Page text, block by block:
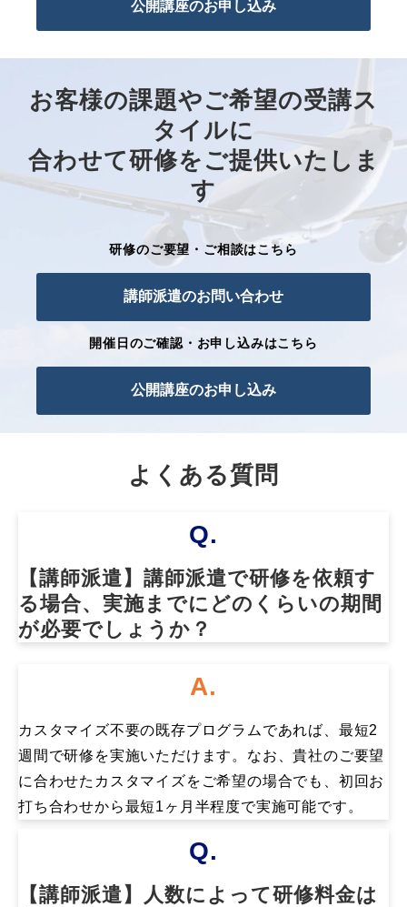
公開講座のお申し込み
お客様の課題やご希望の受講ス
タイルに
合わせて研修をご提供いたしま
す
研修のご要望・ご相談はこちら
講師派遣のお問い合わせ
開催日のご確認・お申し込みはこちら
公開講座のお申し込み
よくある質問
Q.
【講師派遣】講師派遣で研修を依頼す
る場合、実施までにどのくらいの期間
が必要でしょうか？
A.
カスタマイズ不要の既存プログラムであれば、最短2
週間で研修を実施いただけます。なお、貴社のご要望
に合わせたカスタマイズをご希望の場合でも、初回お
打ち合わせから最短1ヶ月半程度で実施可能です。
Q.
【講師派遣】人数によって研修料金は